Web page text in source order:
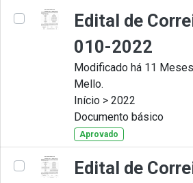
Edital de
010-2022
Modificado há 11
Mello.
Início > 2022
Documento básico
Aprovado
Edital de